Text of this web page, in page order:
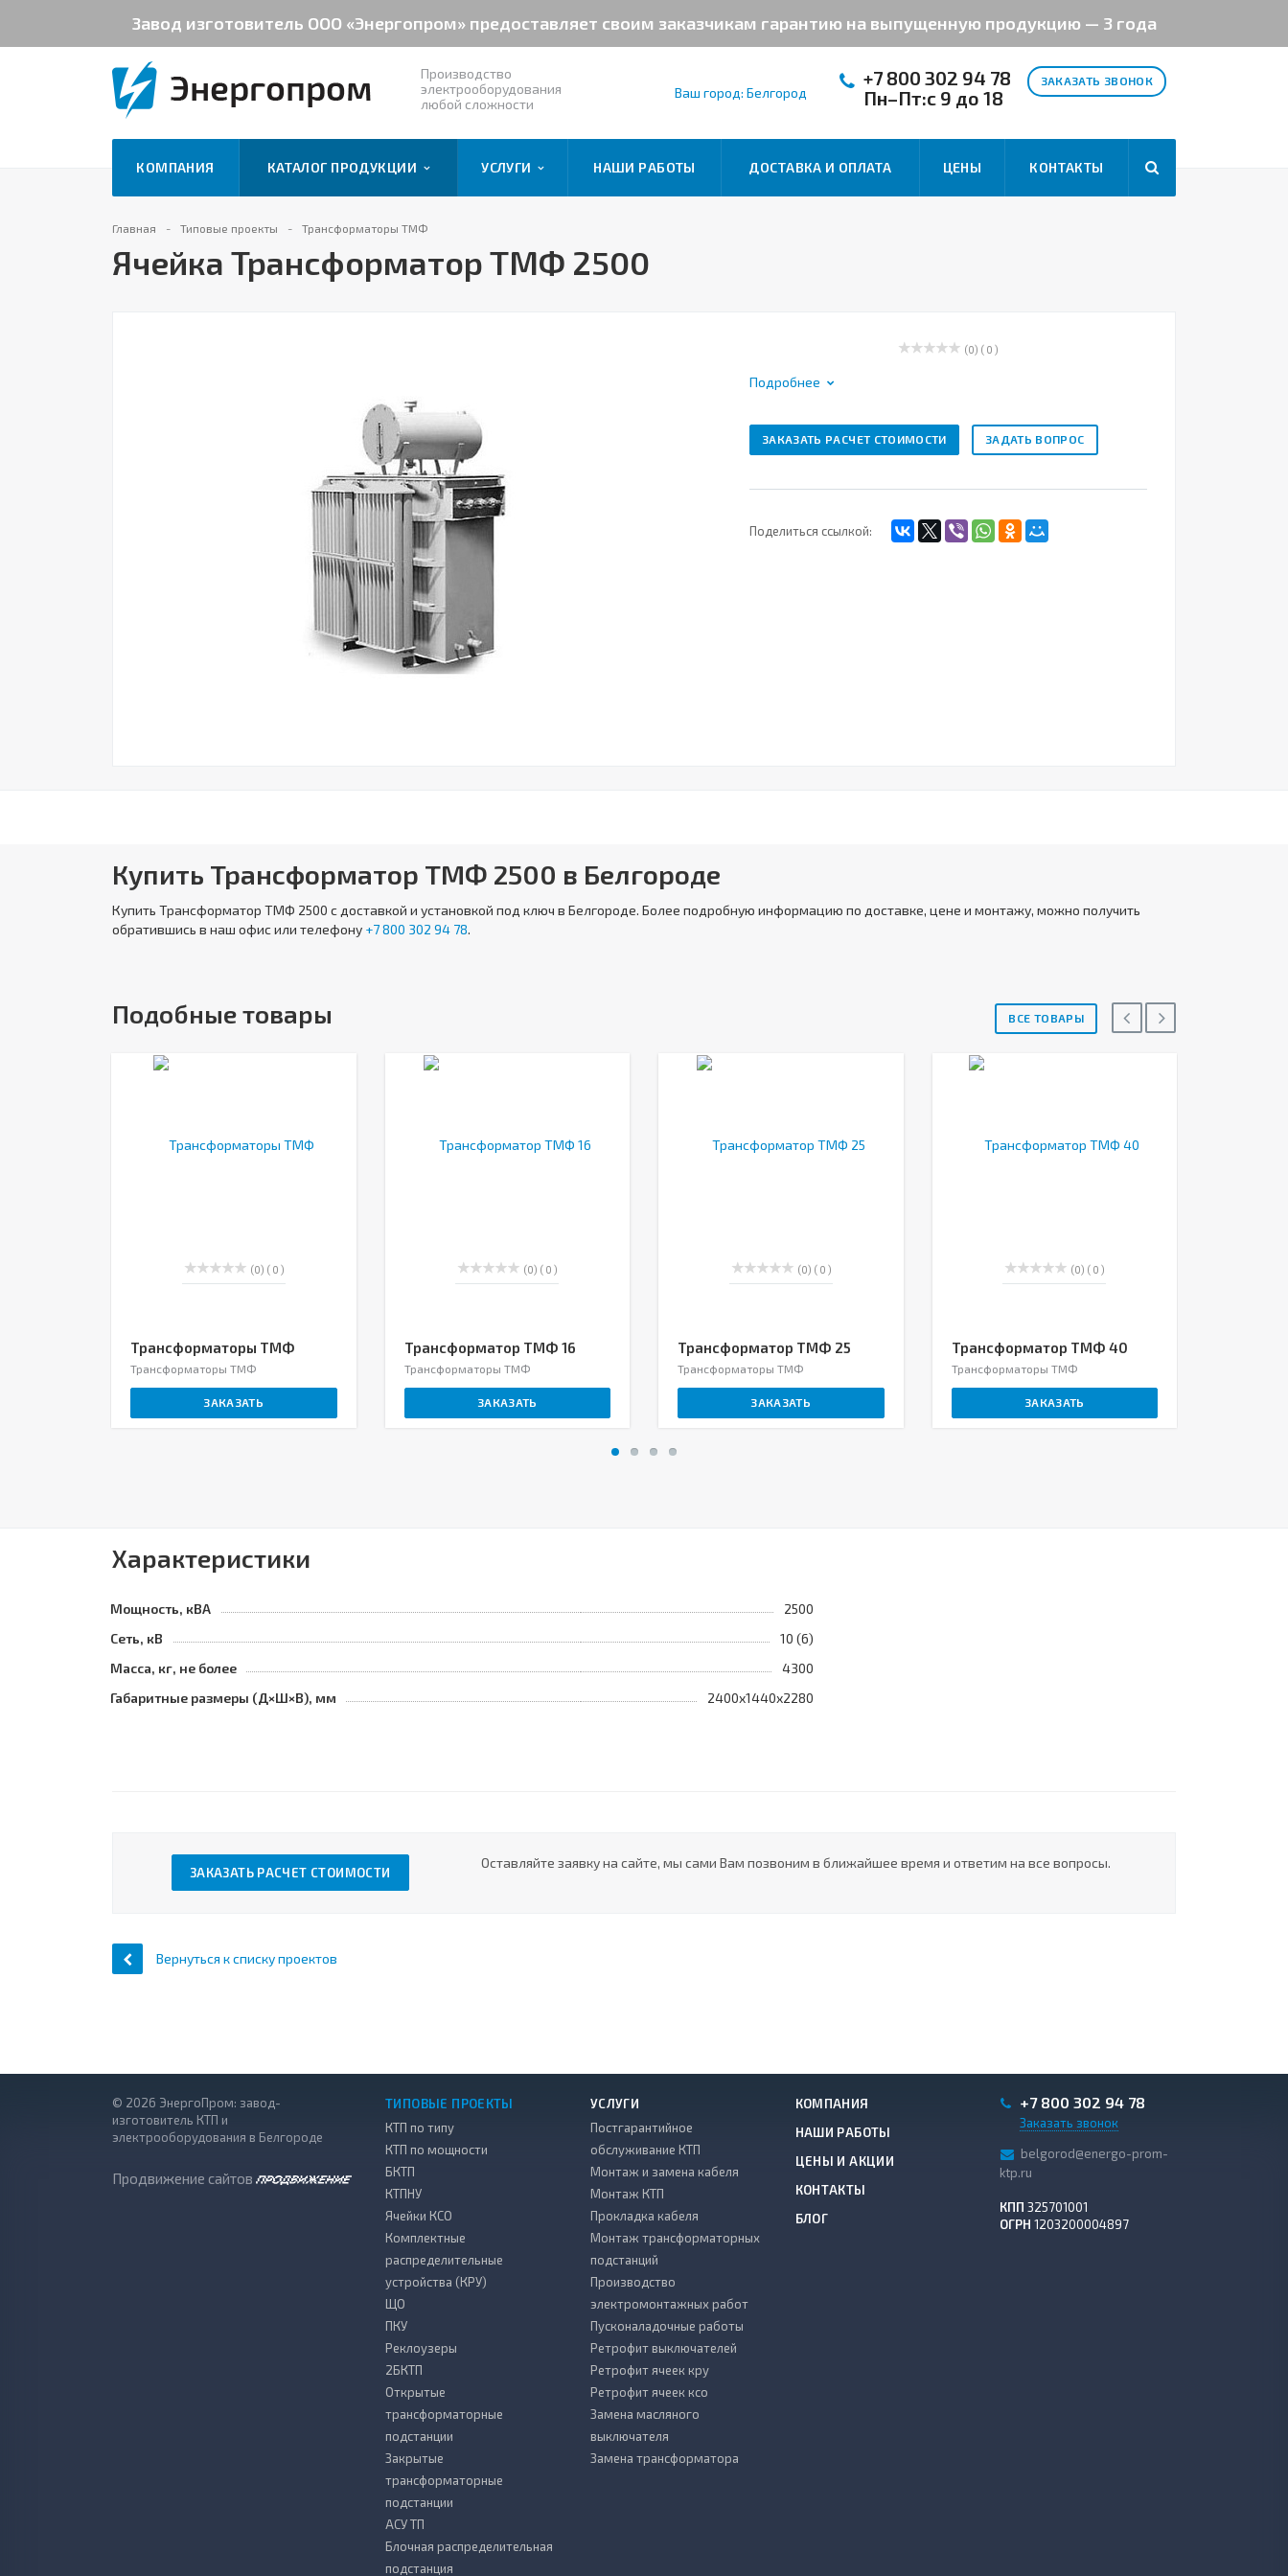
Завод изготовитель ООО «Энергопром» предоставляет своим заказчикам гарантию на выпущенную продукцию — 3 года
Производство
электрооборудования
любой сложности
ЗАКАЗАТЬ ЗВОНОК
Ваш город: Белгород
+7 800 302 94 78
Пн–Пт:с 9 до 18
КОМПАНИЯ КАТАЛОГ ПРОДУКЦИИ УСЛУГИ НАШИ РАБОТЫ ДОСТАВКА И ОПЛАТА ЦЕНЫ КОНТАКТЫ
Главная Типовые проекты Трансформаторы ТМФ
Ячейка Трансформатор ТМФ 2500
(0) ( 0 )
Подробнее
ЗАКАЗАТЬ РАСЧЕТ СТОИМОСТИ ЗАДАТЬ ВОПРОС
Поделиться ссылкой:
Купить Трансформатор ТМФ 2500 в Белгороде
Купить Трансформатор ТМФ 2500 с доставкой и установкой под ключ в Белгороде. Более подробную информацию по доставке, цене и монтажу, можно получить
обратившись в наш офис или телефону +7 800 302 94 78.
Подобные товары ВСЕ ТОВАРЫ
(0) ( 0 )
Трансформаторы ТМФ
Трансформаторы ТМФ
ЗАКАЗАТЬ
(0) ( 0 )
Трансформатор ТМФ 16
Трансформаторы ТМФ
ЗАКАЗАТЬ
(0) ( 0 )
Трансформатор ТМФ 25
Трансформаторы ТМФ
ЗАКАЗАТЬ
(0) ( 0 )
Трансформатор ТМФ 40
Трансформаторы ТМФ
ЗАКАЗАТЬ
Характеристики
Мощность, кВА
2500
Сеть, кВ
10 (6)
Масса, кг, не более
4300
Габаритные размеры (Д×Ш×В), мм
2400х1440х2280
ЗАКАЗАТЬ РАСЧЕТ СТОИМОСТИ
Оставляйте заявку на сайте, мы сами Вам позвоним в ближайшее время и ответим на все вопросы.
Вернуться к списку проектов
© 2026 ЭнергоПром: завод-
изготовитель КТП и
электрооборудования в Белгороде
Продвижение сайтов
ТИПОВЫЕ ПРОЕКТЫ
КТП по типу
КТП по мощности
БКТП
КТПНУ
Ячейки КСО
Комплектные
распределительные
устройства (КРУ)
ЩО
ПКУ
Реклоузеры
2БКТП
Открытые
трансформаторные
подстанции
Закрытые
трансформаторные
подстанции
АСУ ТП
Блочная распределительная
подстанция
УСЛУГИ
Постгарантийное
обслуживание КТП
Монтаж и замена кабеля
Монтаж КТП
Прокладка кабеля
Монтаж трансформаторных
подстанций
Производство
электромонтажных работ
Пусконаладочные работы
Ретрофит выключателей
Ретрофит ячеек кру
Ретрофит ячеек ксо
Замена масляного
выключателя
Замена трансформатора
КОМПАНИЯ
НАШИ РАБОТЫ
ЦЕНЫ И АКЦИИ
КОНТАКТЫ
БЛОГ
+7 800 302 94 78
Заказать звонок
belgorod@energo-prom-
ktp.ru
КПП 325701001
ОГРН 1203200004897